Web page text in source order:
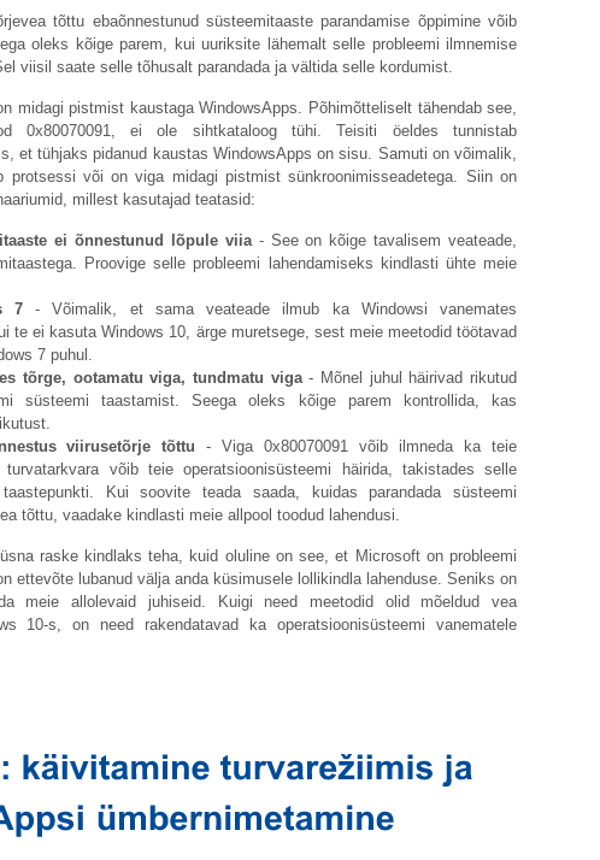
tõttu ebaõnnestunud süsteemitaaste parandamise õppimine võib
oleks kõige parem, kui uuriksite lähemalt selle probleemi ilmnemise
viisil saate selle tõhusalt parandada ja vältida selle kordumist.
midagi pistmist kaustaga WindowsApps. Põhimõtteliselt tähendab see,
0x80070091, ei ole sihtkataloog tühi. Teisiti öeldes tunnistab
et tühjaks pidanud kaustas WindowsApps on sisu. Samuti on võimalik,
protsessi või on viga midagi pistmist sünkroonimisseadetega. Siin on
millest kasutajad teatasid:
ei õnnestunud lõpule viia- See on kõige tavalisem veateade,
Proovige selle probleemi lahendamiseks kindlasti ühte meie
7 - Võimalik, et sama veateade ilmub ka Windowsi vanemates
te ei kasuta Windows 10, ärge muretsege, sest meie meetodid töötavad
7 puhul.
tõrge, ootamatu viga, tundmatu viga- Mõnel juhul häirivad rikutud
süsteemi taastamist. Seega oleks kõige parem kontrollida, kas
viirusetõrje tõttu - Viga 0x80070091 võib ilmneda ka teie
võib teie operatsioonisüsteemi häirida, takistades selle
Kui soovite teada saada, kuidas parandada süsteemi
tõttu, vaadake kindlasti meie allpool toodud lahendusi.
raske kindlaks teha, kuid oluline on see, et Microsoft on probleemi
ettevõte lubanud välja anda küsimusele lollikindla lahenduse. Seniks on
meie allolevaid juhiseid. Kuigi need meetodid olid mõeldud vea
10-s, on need rakendatavad ka operatsioonisüsteemi vanematele